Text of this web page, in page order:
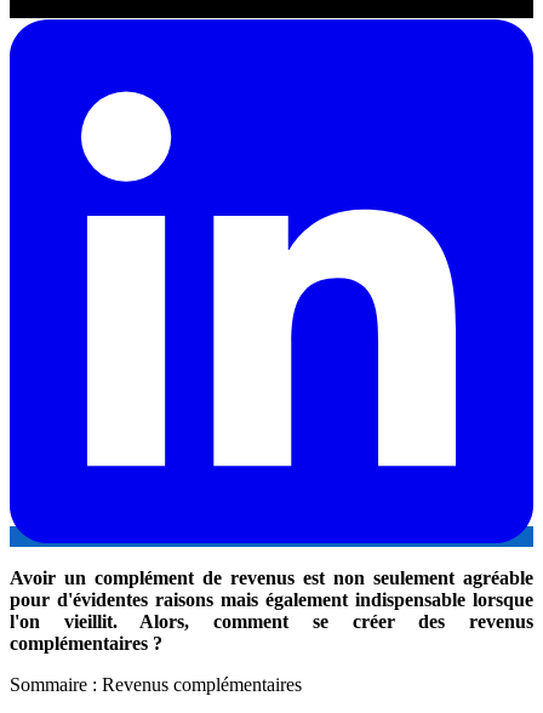
Avoir un complément de revenus est non seulement agréable
pour d'évidentes raisons mais également indispensable lorsque
l'on vieillit. Alors, comment se créer des revenus
complémentaires ?
Sommaire : Revenus complémentaires